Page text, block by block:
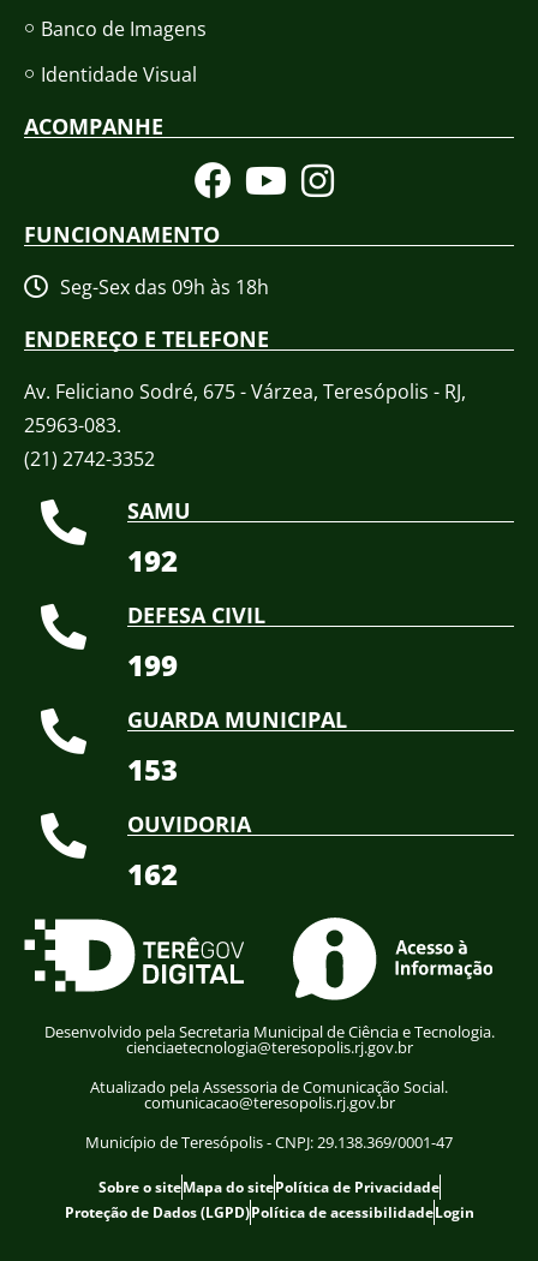
Banco de Imagens
Identidade Visual
ACOMPANHE
FUNCIONAMENTO
Seg-Sex das 09h às 18h
ENDEREÇO E TELEFONE
Av. Feliciano Sodré, 675 - Várzea, Teresópolis - RJ,
25963-083.
(21) 2742-3352​
SAMU
192
DEFESA CIVIL
199
GUARDA MUNICIPAL
153
OUVIDORIA
162
Desenvolvido pela Secretaria Municipal de Ciência e Tecnologia.
cienciaetecnologia@teresopolis.rj.gov.br
Atualizado pela Assessoria de Comunicação Social.
comunicacao@teresopolis.rj.gov.br
Município de Teresópolis - CNPJ: 29.138.369/0001-47
Sobre o siteMapa do sitePolítica de Privacidade
Proteção de Dados (LGPD)Política de acessibilidadeLogin